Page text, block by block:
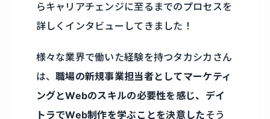
らキャリアチェンジに至るまでのプロセスを
詳しくインタビューしてきました！
様々な業界で働いた経験を持つタカシカさん
は、職場の新規事業担当者としてマーケティ
ングとWebのスキルの必要性を感じ、デイ
トラでWeb制作を学ぶことを決意したそう